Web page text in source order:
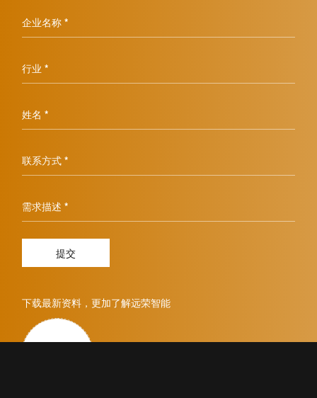
企业名称 *
行业 *
姓名 *
联系方式 *
需求描述 *
提交
下载最新资料，更加了解远荣智能